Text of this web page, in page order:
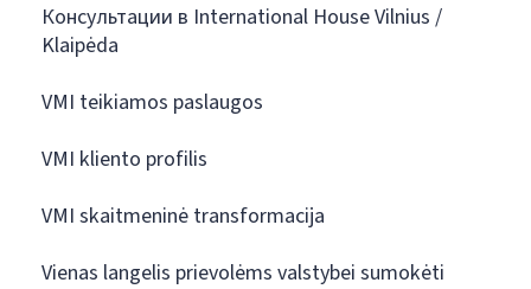
Консультации в International House Vilnius /
Klaipėda
VMI teikiamos paslaugos
VMI kliento profilis
VMI skaitmeninė transformacija
Vienas langelis prievolėms valstybei sumokėti